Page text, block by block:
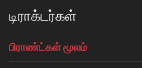
டிராக்டர்கள்
பிராண்ட்கள் மூலம்